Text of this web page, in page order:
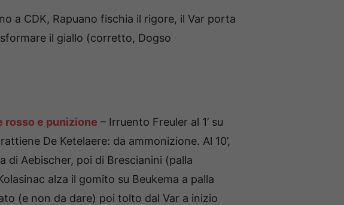
a CDK, Rapuano fischia il rigore, il Var porta
il giallo (corretto, Dogso
rosso e punizione – Irruento Freuler al 1’ su
De Ketelaere: da ammonizione. Al 10’,
di Aebischer, poi di Brescianini (palla
alza il gomito su Beukema a palla
(e non da dare) poi tolto dal Var a inizio